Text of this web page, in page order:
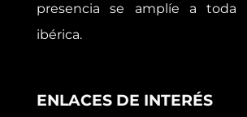
presencia se amplíe a toda
ibérica.
ENLACES DE INTERÉS